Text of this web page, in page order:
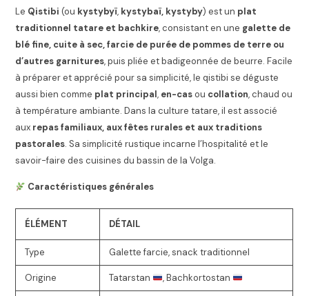
Le Qistibi (ou kystybyï, kystybaï, kystyby) est un plat
traditionnel tatare et bachkire, consistant en une galette de
blé fine, cuite à sec, farcie de purée de pommes de terre ou
d’autres garnitures, puis pliée et badigeonnée de beurre. Facile
à préparer et apprécié pour sa simplicité, le qistibi se déguste
aussi bien comme plat principal, en-casou collation, chaud ou
à température ambiante. Dans la culture tatare, il est associé
aux repas familiaux, aux fêtes rurales et aux traditions
pastorales. Sa simplicité rustique incarne l’hospitalité et le
savoir-faire des cuisines du bassin de la Volga.
Caractéristiques générales
ÉLÉMENT DÉTAIL
Type Galette farcie, snack traditionnel
Origine Tatarstan , Bachkortostan